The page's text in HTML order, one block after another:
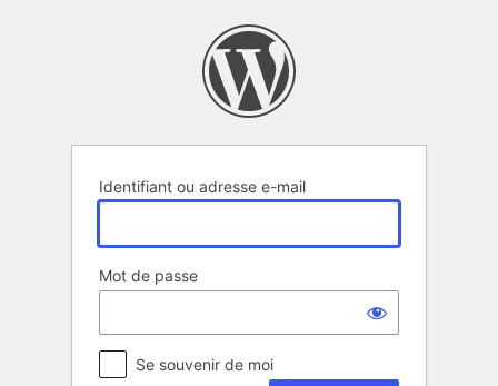
Identifiant ou adresse e-mail
Mot de passe
Se souvenir de moi